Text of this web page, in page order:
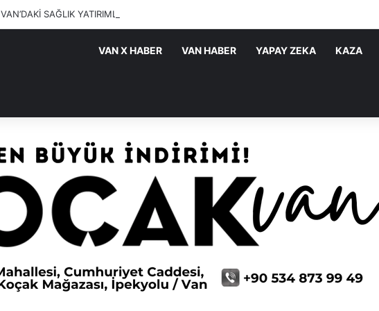
VAN’DAKİ SAĞLIK YATIRIMLARI SÜRÜYOR
VAN X HABER VAN HABER YAPAY ZEKA KAZA